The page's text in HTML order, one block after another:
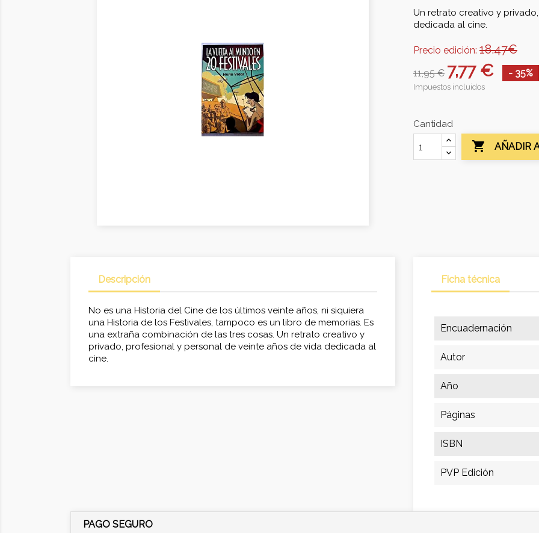
Un retrato creativo y
dedicada al cine.
Precio edición: 18.47€
11,95 € 7,77 € - 35%
Impuestos incluidos
Cantidad
 AÑADIR
Descripción
No es una Historia del Cine de los últimos veinte años, ni siquiera
una Historia de los Festivales, tampoco es un libro de memorias. Es
una extraña combinación de las tres cosas. Un retrato creativo y
privado, profesional y personal de veinte años de vida dedicada al
cine.
Ficha técnica
Encuadernación
Autor
Año
Páginas
ISBN
PVP Edición
PAGO SEGURO